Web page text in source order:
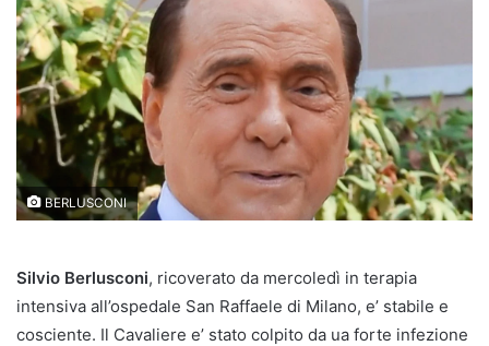
BERLUSCONI
Silvio Berlusconi, ricoverato da mercoledì in terapia
intensiva all’ospedale San Raffaele di Milano, e’ stabile e
cosciente. Il Cavaliere e’ stato colpito da ua forte infezione